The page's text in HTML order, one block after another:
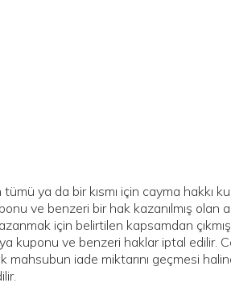
tümü ya da bir kısmı için cayma hakkı
ve benzeri bir hak kazanılmış olan
için belirtilen kapsamdan
kuponu ve benzeri haklar iptal edilir.
mahsubun iade miktarını geçmesi